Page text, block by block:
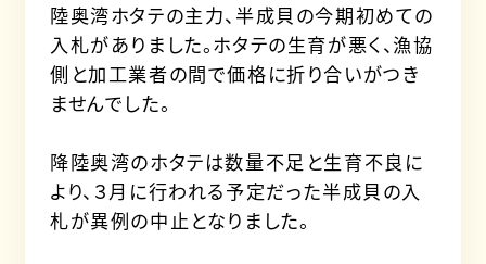
陸奥湾ホタテの主力、半成貝の今期初めての
入札がありました。ホタテの生育が悪く、漁協
側と加工業者の間で価格に折り合いがつき
ませんでした。
降陸奥湾のホタテは数量不足と生育不良に
より、３月に行われる予定だった半成貝の入
札が異例の中止となりました。